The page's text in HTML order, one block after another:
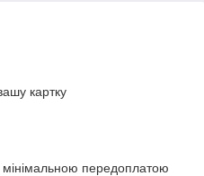
картку
передоплатою